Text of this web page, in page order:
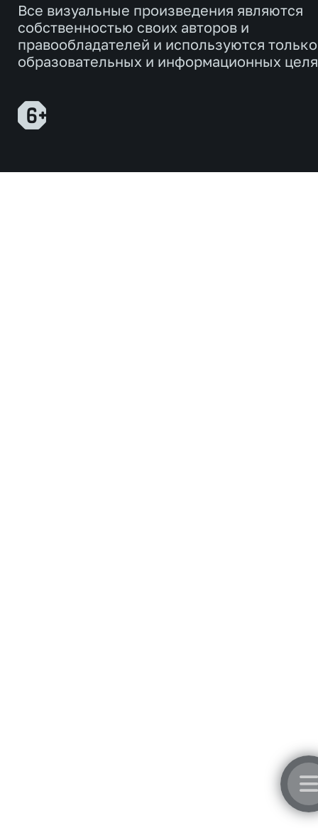
Все визуальные произведения являются
собственностью своих авторов и
правообладателей и используются
образовательных и информационных